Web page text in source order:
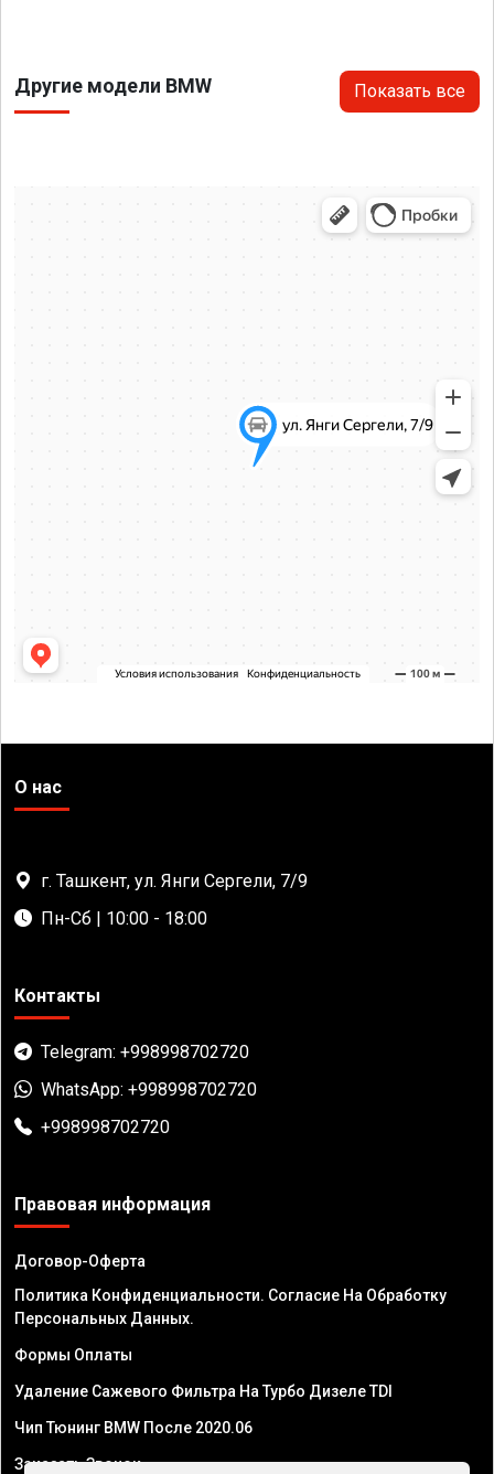
Другие модели BMW Показать все
О нас
г. Ташкент, ул. Янги Сергели, 7/9
Пн-Сб | 10:00 - 18:00
Контакты
Telegram: +998998702720
WhatsApp: +998998702720
+998998702720
Правовая информация
Договор-Оферта
Политика Конфиденциальности. Согласие На Обработку
Персональных Данных.
Формы Оплаты
Удаление Сажевого Фильтра На Турбо Дизеле TDI
Чип Тюнинг BMW После 2020.06
Заказать Звонок